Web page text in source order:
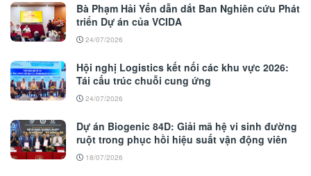
Bà Phạm Hải Yến dẫn dắt Ban Nghiên cứu Phát
triển Dự án của VCIDA
24/07/2026
Hội nghị Logistics kết nối các khu vực 2026:
Tái cấu trúc chuỗi cung ứng
24/07/2026
Dự án Biogenic 84D: Giải mã hệ vi sinh đường
ruột trong phục hồi hiệu suất vận động viên
18/07/2026